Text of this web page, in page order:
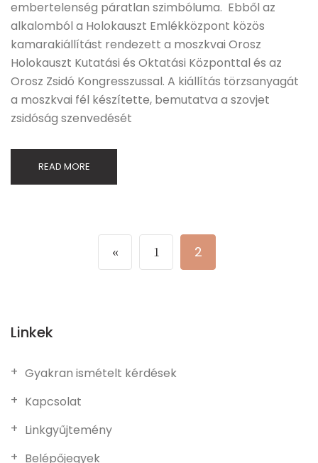
embertelenség páratlan szimbóluma. Ebből az
alkalomból a Holokauszt Emlékközpont közös
kamarakiállítást rendezett a moszkvai Orosz
Holokauszt Kutatási és Oktatási Központtal és az
Orosz Zsidó Kongresszussal. A kiállítás törzsanyagát
a moszkvai fél készítette, bemutatva a szovjet
zsidóság szenvedését
READ MORE
« 1 2
Linkek
Gyakran ismételt kérdések
Kapcsolat
Linkgyűjtemény
Belépőjegyek